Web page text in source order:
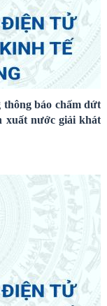
báo chấm dứt
xuất nước giải khát